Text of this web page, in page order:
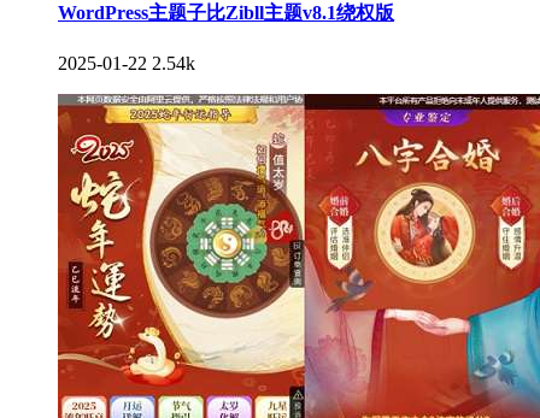
WordPress主题子比Zibll主题v8.1绕权版
2025-01-22 2.54k